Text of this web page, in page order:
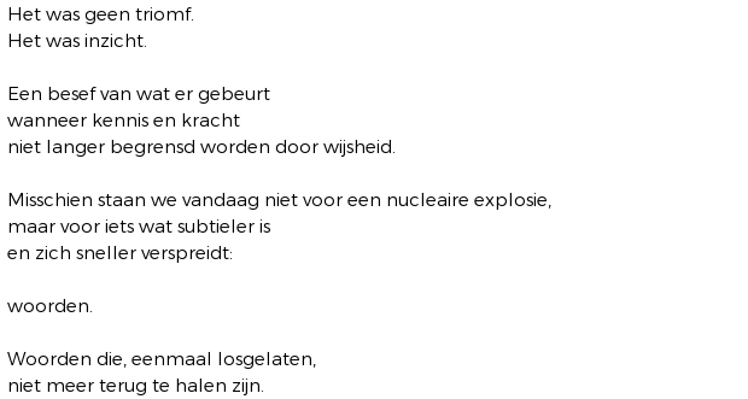
Het was geen triomf.
Het was inzicht.
Een besef van wat er gebeurt
wanneer kennis en kracht
niet langer begrensd worden door wijsheid.
Misschien staan we vandaag niet voor een nucleaire explosie,
maar voor iets wat subtieler is
en zich sneller verspreidt:
woorden.
Woorden die, eenmaal losgelaten,
niet meer terug te halen zijn.